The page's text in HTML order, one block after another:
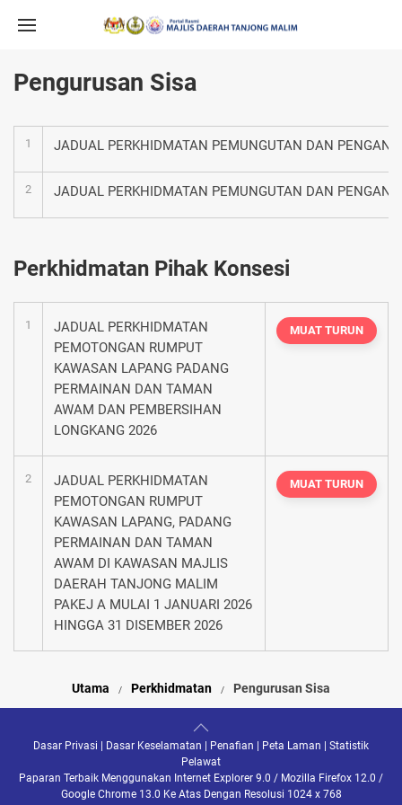
Pengurusan Sisa
1 JADUAL PERKHIDMATAN PEMUNGUTAN DAN
2 JADUAL PERKHIDMATAN PEMUNGUTAN DAN
Perkhidmatan Pihak Konsesi
1
JADUAL PERKHIDMATAN
PEMOTONGAN RUMPUT
KAWASAN LAPANG PADANG
PERMAINAN DAN TAMAN
AWAM DAN PEMBERSIHAN
LONGKANG 2026
MUAT TURUN
2
JADUAL PERKHIDMATAN
PEMOTONGAN RUMPUT
KAWASAN LAPANG, PADANG
PERMAINAN DAN TAMAN
AWAM DI KAWASAN MAJLIS
DAERAH TANJONG MALIM
PAKEJ A MULAI 1 JANUARI 2026
HINGGA 31 DISEMBER 2026
MUAT TURUN
Utama Perkhidmatan Pengurusan Sisa
Dasar Privasi Dasar Keselamatan Penafian Peta Laman
Statistik
Pelawat
Paparan Terbaik Menggunakan Internet Explorer 9.0 / Mozilla Firefox 12.0 /
Google Chrome 13.0 Ke Atas Dengan Resolusi 1024 x 768